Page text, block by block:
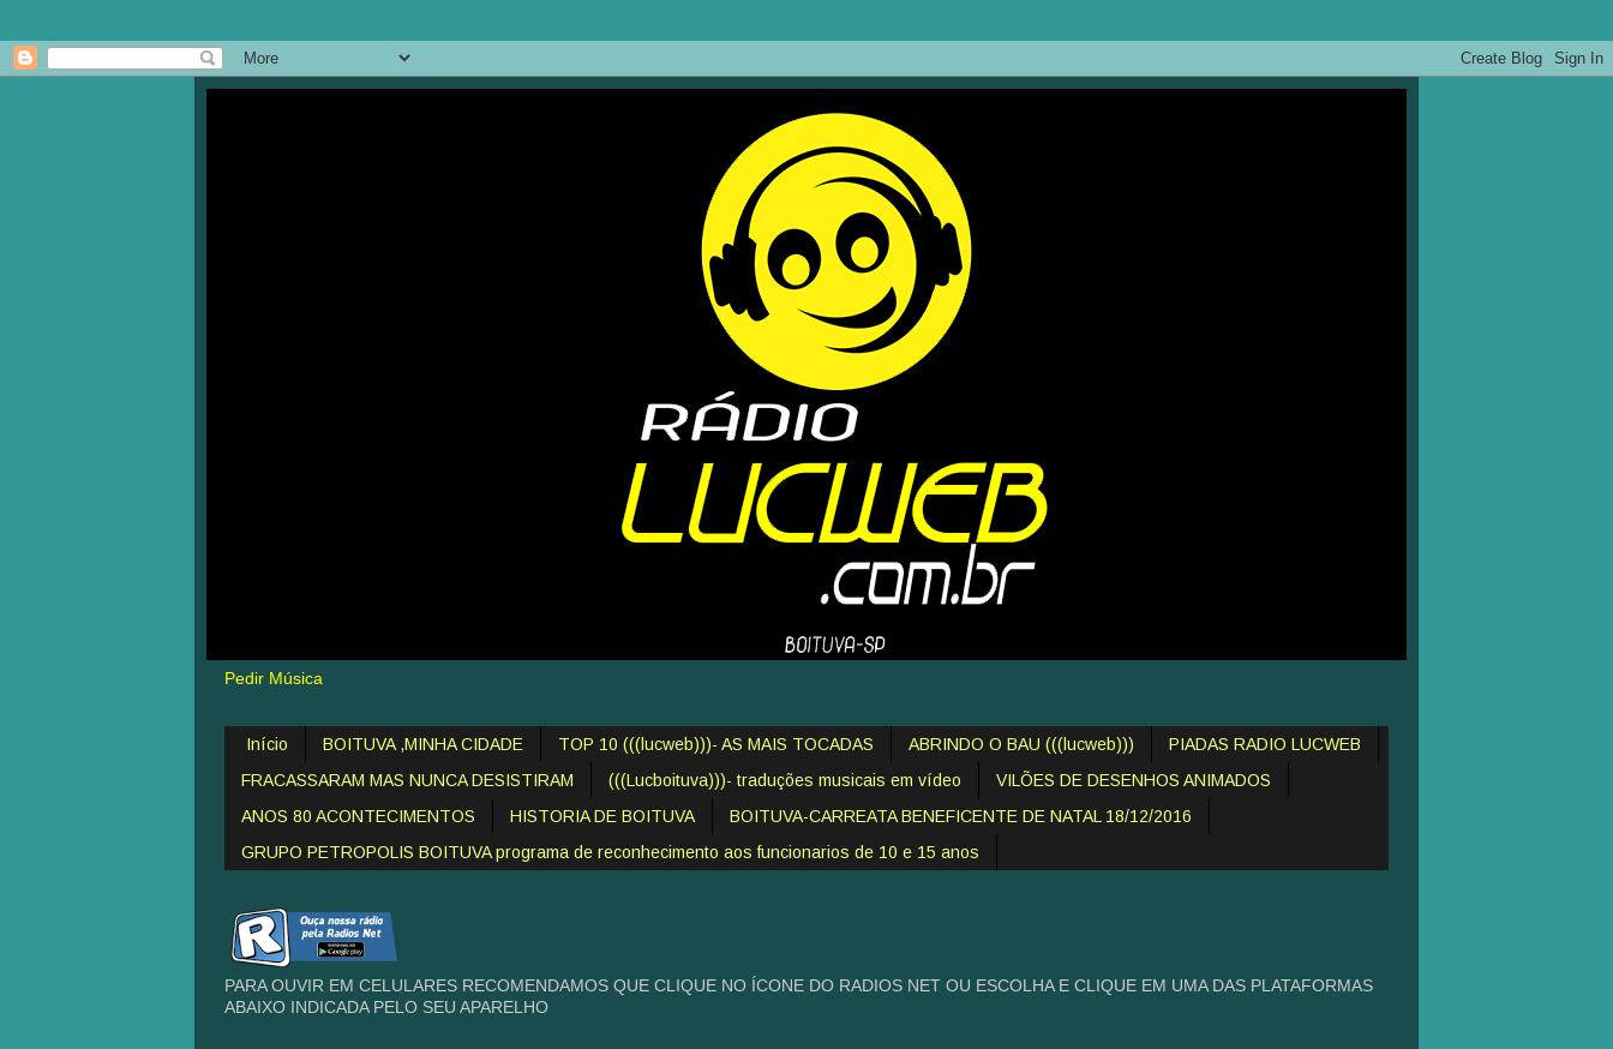
Pedir Música
Início BOITUVA ,MINHA CIDADE TOP 10 (((lucweb)))- AS MAIS TOCADAS ABRINDO O BAU (((lucweb)))
PIADAS RADIO LUCWEB
FRACASSARAM MAS NUNCA DESISTIRAM
(((Lucboituva)))- traduções musicais em vídeo
VILÕES DE DESENHOS ANIMADOS
ANOS 80 ACONTECIMENTOS
HISTORIA DE BOITUVA
BOITUVA-CARREATA BENEFICENTE DE NATAL 18/12/2016
GRUPO PETROPOLIS BOITUVA programa de reconhecimento aos funcionarios de 10 e 15 anos
PARA OUVIR EM CELULARES RECOMENDAMOS QUE CLIQUE NO ÍCONE DO RADIOS NET OU ESCOLHA E CLIQUE EM UMA DAS PLATAFORMAS
ABAIXO INDICADA PELO SEU APARELHO